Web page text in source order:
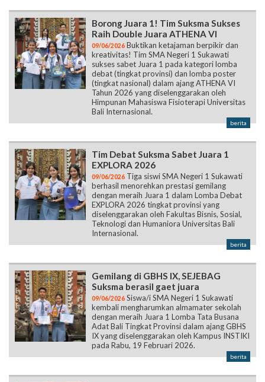
Borong Juara 1! Tim Suksma Sukses
Raih Double Juara ATHENA VI
09/06/2026 Buktikan ketajaman berpikir dan
kreativitas! Tim SMA Negeri 1 Sukawati
sukses sabet Juara 1 pada kategori lomba
debat (tingkat provinsi) dan lomba poster
(tingkat nasional) dalam ajang ATHENA VI
Tahun 2026 yang diselenggarakan oleh
Himpunan Mahasiswa Fisioterapi Universitas
Bali Internasional.
berita
Tim Debat Suksma Sabet Juara 1
EXPLORA 2026
09/06/2026 Tiga siswi SMA Negeri 1 Sukawati
berhasil menorehkan prestasi gemilang
dengan meraih Juara 1 dalam Lomba Debat
EXPLORA 2026 tingkat provinsi yang
diselenggarakan oleh Fakultas Bisnis, Sosial,
Teknologi dan Humaniora Universitas Bali
Internasional.
berita
Gemilang di GBHS IX, SEJEBAG
Suksma berasil gaet juara
09/06/2026 Siswa/i SMA Negeri 1 Sukawati
kembali mengharumkan almamater sekolah
dengan meraih Juara 1 Lomba Tata Busana
Adat Bali Tingkat Provinsi dalam ajang GBHS
IX yang diselenggarakan oleh Kampus INSTIKI
pada Rabu, 19 Februari 2026.
berita